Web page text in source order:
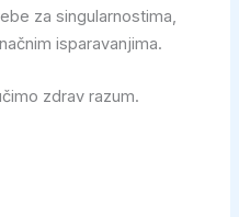
za singularnostima,
isparavanjima.
zdrav razum.